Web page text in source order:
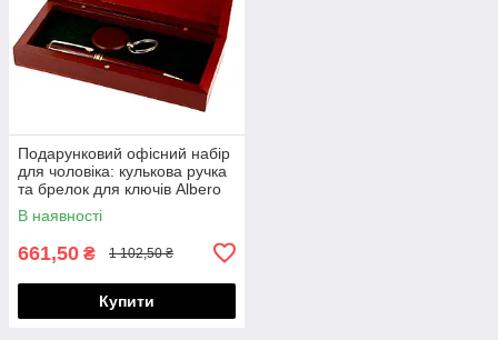
Подарунковий офісний набір
для чоловіка: кулькова ручка
та брелок для ключів Albero
Ode 84S02
В наявності
661,50 ₴ 1 102,50 ₴
Купити